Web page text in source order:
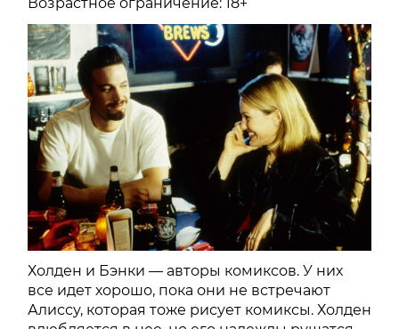
Холден и Бэнки — авторы комиксов. У них
все идет хорошо, пока они не встречают
Алиссу, которая тоже рисует комиксы. Холден